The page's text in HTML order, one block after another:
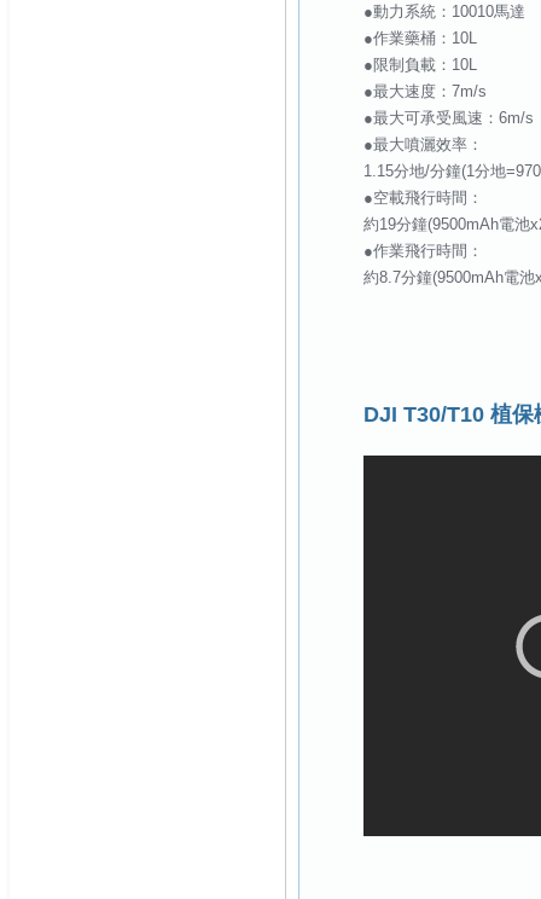
●動力系統：10010馬達
●作業藥桶：10L
●限制負載：10L
●最大速度：7m/s
●最大可承受風速：6m/s
●最大噴灑效率：
1.15分地/分鐘(1分地
●空載飛行時間：
約19分鐘(9500mAh電池
●作業飛行時間：
約8.7分鐘(9500mAh電池
DJI T30/T10 植保